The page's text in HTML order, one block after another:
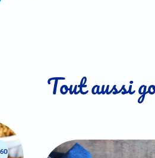
Tout aussi
60